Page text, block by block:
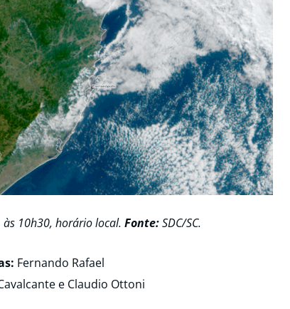
às 10h30, horário local. Fonte:SDC/SC.
Fernando Rafael
e Claudio Ottoni